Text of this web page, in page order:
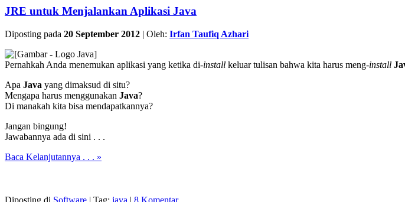
JRE untuk Menjalankan Aplikasi Java
Diposting pada 20 September 2012 | Oleh: Irfan Taufiq Azhari
Pernahkah Anda menemukan aplikasi yang ketika di-install keluar tulisan bahwa kita harus meng-install
Apa Java yang dimaksud di situ?
Mengapa harus menggunakan Java?
Di manakah kita bisa mendapatkannya?
Jangan bingung!
Jawabannya ada di sini . . .
Baca Kelanjutannya . . . »
Diposting di Software | Tag: java | 8 Komentar